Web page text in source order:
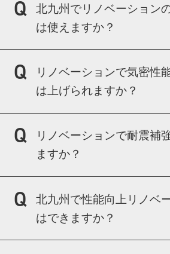
由度が高いです。
ヒアリングを重視し、複
します。
北九州でリノベーション
は使えますか？
行政制度に精通したスタ
す。
リノベーションで気密性
は上げられますか？
袋なしグラスウール＋気
対応しています。
リノベーションで耐震補
ますか？
耐震診断を行い、必要な
す。
北九州で性能向上リノベ
はできますか？